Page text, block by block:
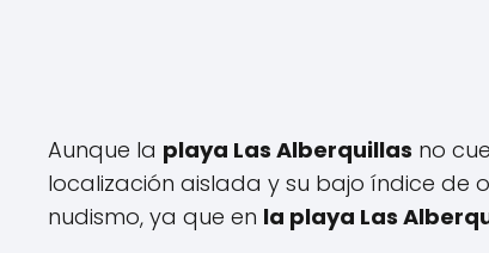
Aunque la playa Las Alberquillas no
localización aislada y su bajo índice de
nudismo, ya que en la playa Las